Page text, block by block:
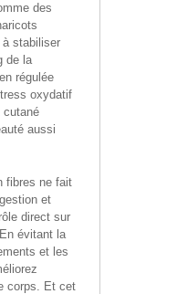
des
à stabiliser
de la
régulée
oxydatif
cutané
aussi
fibres ne fait
et
direct sur
évitant la
et les
corps. Et cet